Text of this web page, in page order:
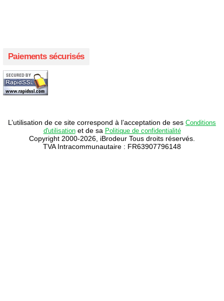
Paiements sécurisés
L’utilisation de ce site correspond à l’acceptation de ses Conditions
d'utilisationet de sa Politique de confidentialité
Copyright 2000-2026, iBrodeur Tous droits réservés.
TVA Intracommunautaire : FR63907796148